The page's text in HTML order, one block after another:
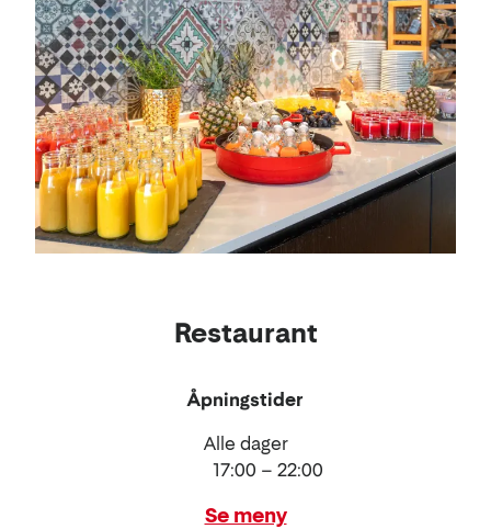
Restaurant
Åpningstider
Alle dager
17:00 – 22:00
Se meny